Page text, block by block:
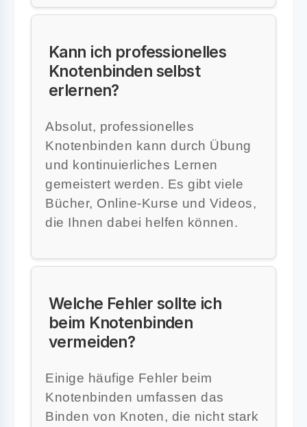
Kann ich professionelles
Knotenbinden selbst
erlernen?
Absolut, professionelles
Knotenbinden kann durch Übung
und kontinuierliches Lernen
gemeistert werden. Es gibt viele
Bücher, Online-Kurse und Videos,
die Ihnen dabei helfen können.
Welche Fehler sollte ich
beim Knotenbinden
vermeiden?
Einige häufige Fehler beim
Knotenbinden umfassen das
Binden von Knoten, die nicht stark